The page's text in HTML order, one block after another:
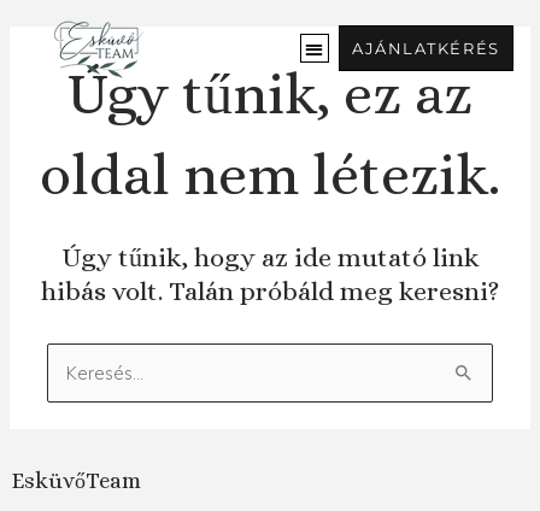
tartalomra
AJÁNLATKÉRÉS
Úgy tűnik, ez az
oldal nem létezik.
Úgy tűnik, hogy az ide mutató link
hibás volt. Talán próbáld meg keresni?
Keresés:
EsküvőTeam